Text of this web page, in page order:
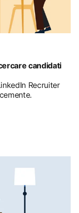
candidati
Recruiter